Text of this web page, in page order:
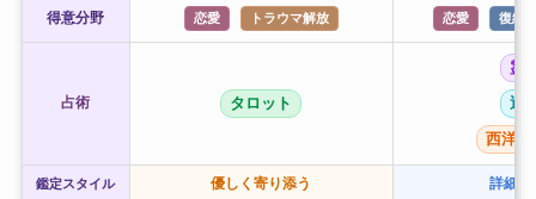
得意分野 恋愛 トラウマ解放 恋愛 復縁
占術 タロット
霊
透
西洋
鑑定スタイル 優しく寄り添う 詳細に